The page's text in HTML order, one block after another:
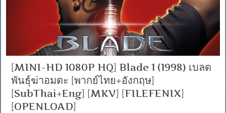
[MINI-HD 1080P HQ] Blade 1 (1998) เบลด
พันธุ์ฆ่าอมตะ [พากย์ไทย+อังกฤษ]
[SubThai+Eng] [MKV] [FILEFENIX]
[OPENLOAD]